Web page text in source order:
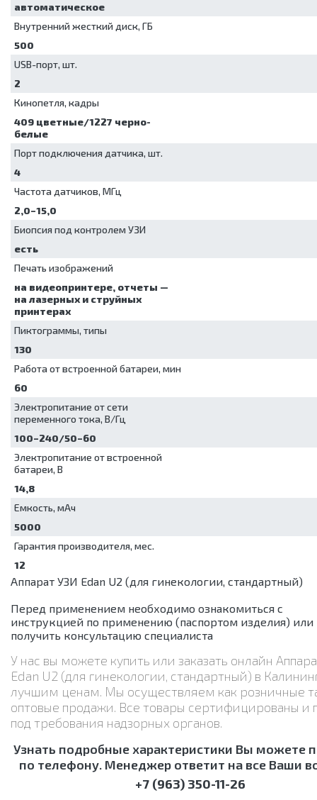
автоматическое
Внутренний жесткий диск, ГБ
500
USB-порт, шт.
2
Кинопетля, кадры
409 цветные/1227 черно-
белые
Порт подключения датчика, шт.
4
Частота датчиков, МГц
2,0–15,0
Биопсия под контролем УЗИ
есть
Печать изображений
на видеопринтере, отчеты —
на лазерных и струйных
принтерах
Пиктограммы, типы
130
Работа от встроенной батареи, мин
60
Электропитание от сети
переменного тока, В/Гц
100–240/50–60
Электропитание от встроенной
батареи, В
14,8
Емкость, мАч
5000
Гарантия производителя, мес.
12
Аппарат УЗИ Edan U2 (для гинекологии, стандартный)
Перед применением необходимо ознакомиться с
инструкцией по применению (паспортом изделия) или
получить консультацию специалиста
У нас вы можете купить или заказать онлайн
Edan U2 (для гинекологии, стандартный) в
лучшим ценам. Мы осуществляем как розничные
оптовые продажи. Все товары сертифицированы и
под требования надзорных органов.
Узнать подробные характеристики Вы можете
по телефону. Менеджер ответит на все Ваши
+7 (963) 350-11-26